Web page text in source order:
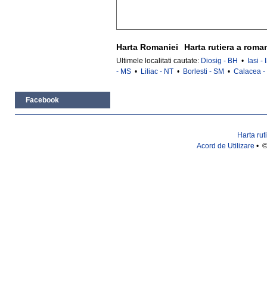
Facebook
Harta Romaniei Harta rutiera a
Ultimele localitati cautate: Diosig - BH •
Iasi -
- MS • Liliac - NT • Borlesti - SM • Calacea -
Harta
Acord de Utilizare •